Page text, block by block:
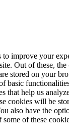
to improve your
Out of these, the
stored on your
basic
that help us
cookies will be
also have the
of these